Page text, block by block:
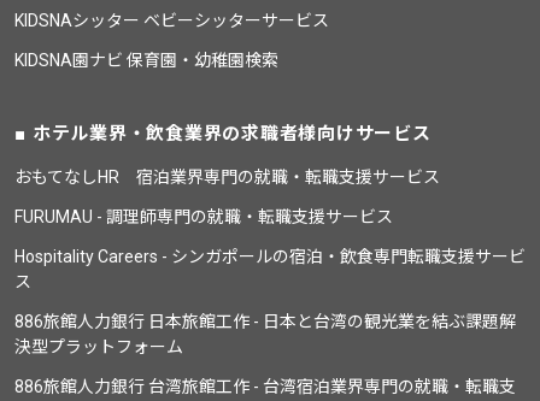
KIDSNAシッター ベビーシッターサービス
KIDSNA園ナビ 保育園・幼稚園検索
ホテル業界・飲食業界の求職者様向けサービス
おもてなしHR 宿泊業界専門の就職・転職支援サービス
FURUMAU - 調理師専門の就職・転職支援サービス
Hospitality Careers - シンガポールの宿泊・飲食専門転職支援サービ
ス
886旅館人力銀行 日本旅館工作 - 日本と台湾の観光業を結ぶ課題解
決型プラットフォーム
886旅館人力銀行 台湾旅館工作 - 台湾宿泊業界専門の就職・転職支